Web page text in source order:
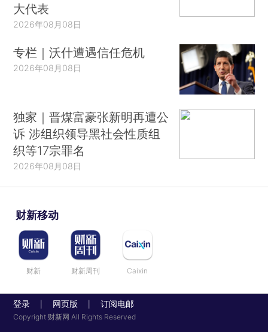
大代表
2026年08月08日
专栏｜沃什遭遇信任危机
2026年08月08日
独家｜晋煤富豪张新明再遭公
诉 涉组织领导黑社会性质组
织等17宗罪名
2026年08月08日
财新移动
财新 财新周刊 Caixin
登录 网页版 订阅电邮
Copyright 财新网 All Rights Reserved